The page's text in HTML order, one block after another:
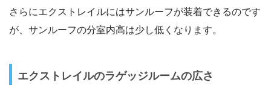
さらにエクストレイルにはサンルーフが装着できるのです
が、サンルーフの分室内高は少し低くなります。
エクストレイルのラゲッジルームの広さ